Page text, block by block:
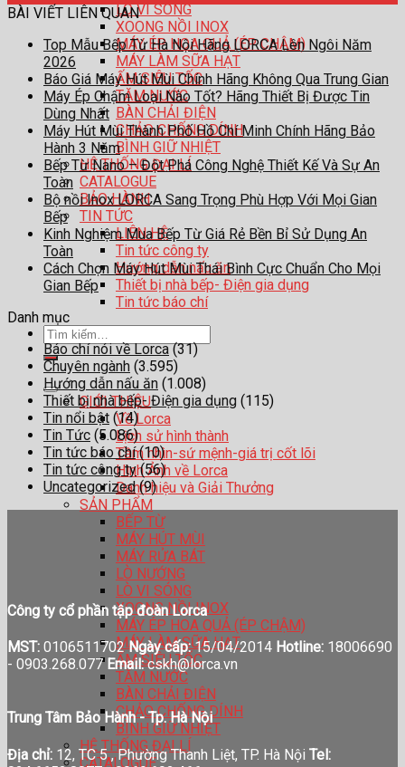
LÒ VI SÓNG
XOONG NỒI INOX
MÁY ÉP HOA QUẢ (ÉP CHẬM)
MÁY LÀM SỮA HẠT
ẤM SIÊU TỐC
TĂM NƯỚC
BÀN CHẢI ĐIỆN
CHẢO CHỐNG DÍNH
BÌNH GIỮ NHIỆT
HỆ THỐNG ĐẠI LÍ
CATALOGUE
BẢO HÀNH
TIN TỨC
LIÊN HỆ
Tin tức công ty
Hướng dẫn nấu ăn
Thiết bị nhà bếp- Điện gia dụng
Tin tức báo chí
Tìm
kiếm:
GIỚI THIỆU
Về Lorca
Lịch sử hình thành
Tầm nhìn-sứ mệnh-giá trị cốt lõi
Hình Ảnh về Lorca
Danh hiệu và Giải Thưởng
SẢN PHẨM
BẾP TỪ
MÁY HÚT MÙI
MÁY RỬA BÁT
LÒ NƯỚNG
LÒ VI SÓNG
XOONG NỒI INOX
MÁY ÉP HOA QUẢ (ÉP CHẬM)
MÁY LÀM SỮA HẠT
ẤM SIÊU TỐC
TĂM NƯỚC
BÀN CHẢI ĐIỆN
CHẢO CHỐNG DÍNH
BÌNH GIỮ NHIỆT
HỆ THỐNG ĐẠI LÍ
CATALOGUE
BÀI VIẾT LIÊN QUAN
Top Mẫu Bếp Từ Hà Nội Hãng LORCA Lên Ngôi Năm
2026
Báo Giá Máy Hút Mùi Chính Hãng Không Qua Trung Gian
Máy Ép Chậm Loại Nào Tốt? Hãng Thiết Bị Được Tin
Dùng Nhất
Máy Hút Mùi Thành Phố Hồ Chí Minh Chính Hãng Bảo
Hành 3 Năm
Bếp Từ Nano – Đột Phá Công Nghệ Thiết Kế Và Sự An
Toàn
Bộ nồi Inox LORCA Sang Trọng Phù Hợp Với Mọi Gian
Bếp
Kinh Nghiệm Mua Bếp Từ Giá Rẻ Bền Bỉ Sử Dụng An
Toàn
Cách Chọn Máy Hút Mùi Thái Bình Cực Chuẩn Cho Mọi
Gian Bếp
Danh mục
Báo chí nói về Lorca(31)
Chuyên ngành (3.595)
Hướng dẫn nấu ăn (1.008)
Thiết bị nhà bếp- Điện gia dụng (115)
Tin nổi bật (14)
Tin Tức (5.086)
Tin tức báo chí(10)
Tin tức công ty(56)
Uncategorized(9)
Công ty cổ phần tập đoàn Lorca
MST: 0106511702Ngày cấp:15/04/2014 Hotline: 18006690
- 0903.268.077 Email:cskh@lorca.vn
Trung Tâm Bảo Hành - Tp. Hà Nội
Địa chỉ: 12, TC 5 , Phường Thanh Liệt, TP. Hà Nội Tel: